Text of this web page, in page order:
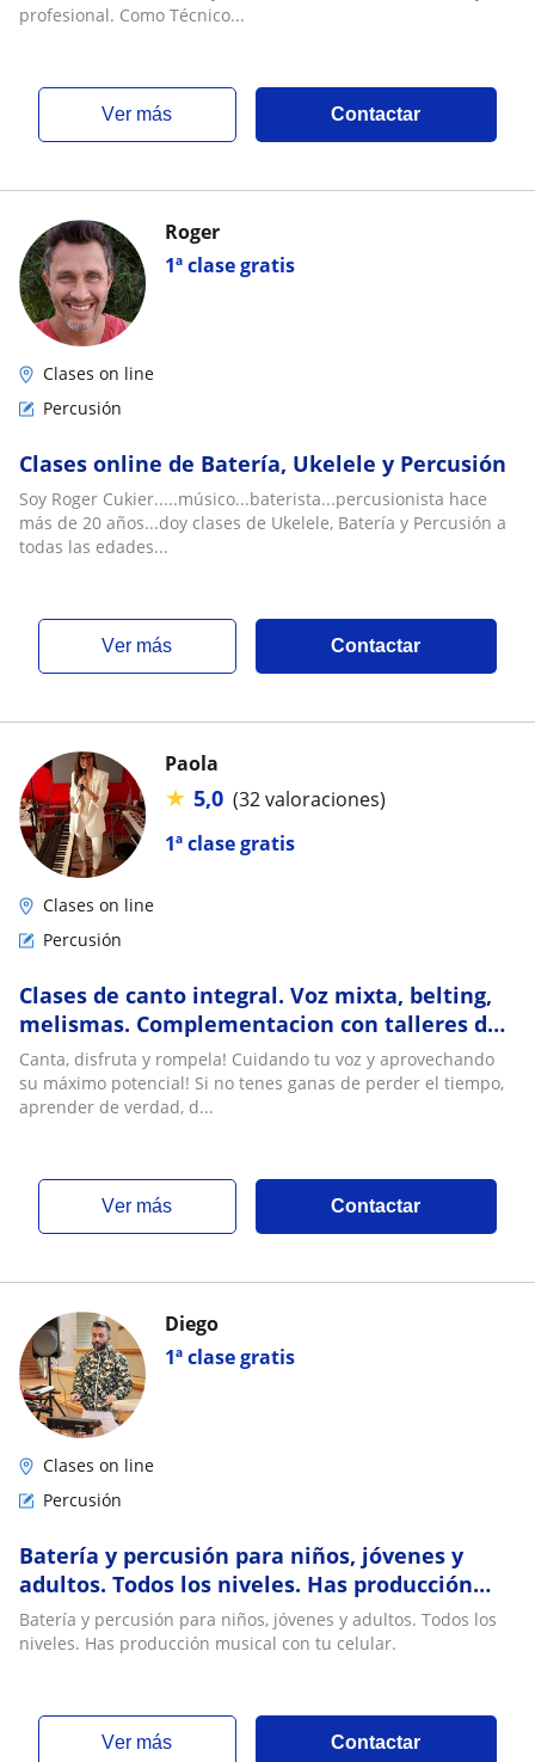
profesional. Como Técnico...
ver más Contactar
1ª clase gratis
Roger
Clases on line
Percusión
Clases online de Batería, Ukelele y Percusión
Soy Roger Cukier.....músico...baterista...percusionista hace
más de 20 años...doy clases de Ukelele, Batería y Percusión a
todas las edades...
ver más Contactar
1ª clase gratis
Paola
★ 5,0 (32 valoraciones)
Clases on line
Percusión
Clases de canto integral. Voz mixta, belting,
melismas. Complementacion con talleres de
armonia, performance, musicalidad, piano,
percusion etc
Canta, disfruta y rompela! Cuidando tu voz y aprovechando
su máximo potencial! Si no tenes ganas de perder el tiempo,
aprender de verdad, d...
ver más Contactar
1ª clase gratis
Diego
Clases on line
Percusión
Batería y percusión para niños, jóvenes y
adultos. Todos los niveles. Has producción
musical con tu celular
Batería y percusión para niños, jóvenes y adultos. Todos los
niveles. Has producción musical con tu celular.
ver más Contactar